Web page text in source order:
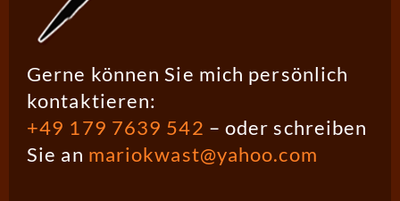
Gerne können Sie mich persönlich
kontaktieren:
+49 179 7639 542 – oder schreiben
Sie an mariokwast@yahoo.com